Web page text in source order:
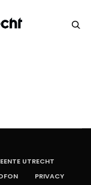
UTRECHT
PRIVACY